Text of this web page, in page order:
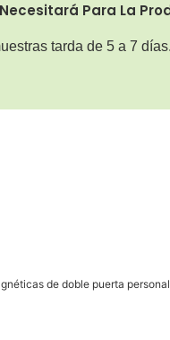
Para La
tarda de 5 a 7
de doble puerta